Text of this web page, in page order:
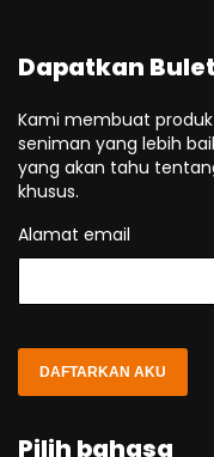
Dapatkan
Kami membuat
seniman yang lebih
yang akan tahu
khusus.
Alamat email
DAFTARKAN AKU
Pilih bahasa